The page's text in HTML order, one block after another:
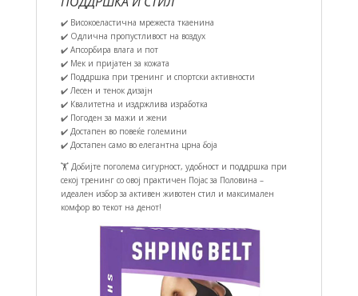
✔️ Високоеластична мрежеста ткаенина
✔️ Одлична пропустливост на воздух
✔️ Апсорбира влага и пот
✔️ Мек и пријатен за кожата
✔️ Поддршка при тренинг и спортски активности
✔️ Лесен и тенок дизајн
✔️ Квалитетна и издржлива изработка
✔️ Погоден за мажи и жени
✔️ Достапен во повеќе големини
✔️ Достапен само во елегантна црна боја
🏋️ Добијте поголема сигурност, удобност и поддршка при
секој тренинг со овој практичен Појас за Половина –
идеален избор за активен животен стил и максимален
комфор во текот на денот!